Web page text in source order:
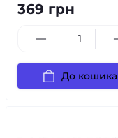
369 грн
До кошика